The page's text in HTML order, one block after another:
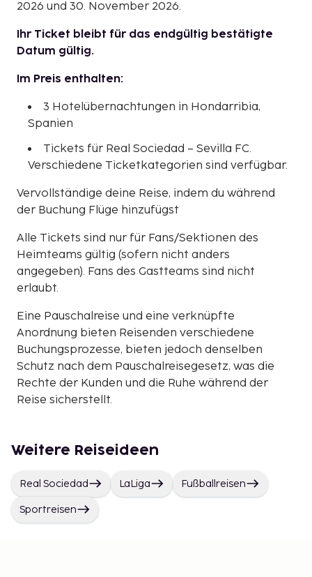
2026 und 30. November 2026.
Ihr Ticket bleibt für das endgültig bestätigte
Datum gültig.
Im Preis enthalten:
3 Hotelübernachtungen in Hondarribia,
Spanien
Tickets für Real Sociedad – Sevilla FC.
Verschiedene Ticketkategorien sind verfügbar.
Vervollständige deine Reise, indem du während
der Buchung Flüge hinzufügst
Alle Tickets sind nur für Fans/Sektionen des
Heimteams gültig (sofern nicht anders
angegeben). Fans des Gastteams sind nicht
erlaubt.
Eine Pauschalreise und eine verknüpfte
Anordnung bieten Reisenden verschiedene
Buchungsprozesse, bieten jedoch denselben
Schutz nach dem Pauschalreisegesetz, was die
Rechte der Kunden und die Ruhe während der
Reise sicherstellt.
Weitere Reiseideen
Real Sociedad LaLiga Fußballreisen
Sportreisen